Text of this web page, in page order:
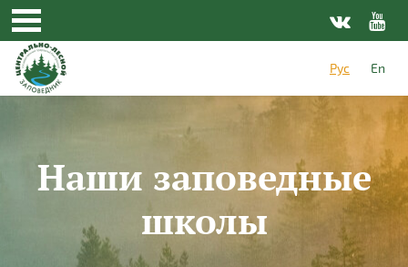
Перейти к основному содержанию
Рус
En
Наши заповедные
школы